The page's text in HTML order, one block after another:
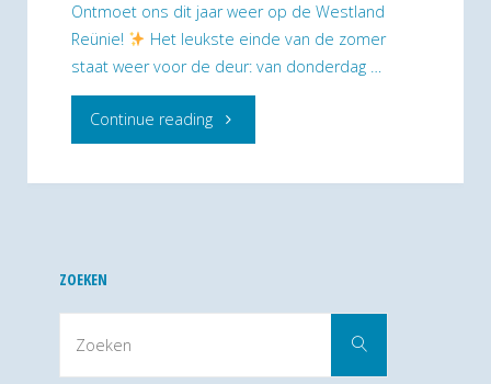
Ontmoet ons dit jaar weer op de Westland
Reünie!
Het leukste einde van de zomer
staat weer voor de deur: van donderdag …
Continue reading"Mananochoja
ZOEKEN
Zoeken